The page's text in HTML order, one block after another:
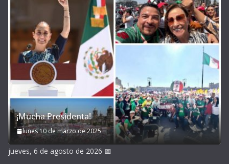
¡Mucha Presidenta!
lunes 10 de marzo de 2025
jueves, 6 de agosto de 2026 📅